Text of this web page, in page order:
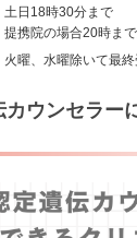
土日18時30分まで
提携院の場合20時ま
火曜、水曜除いて最
ウンセラー